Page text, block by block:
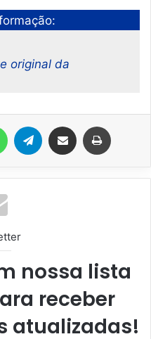
original da
nossa lista
receber
atualizadas!